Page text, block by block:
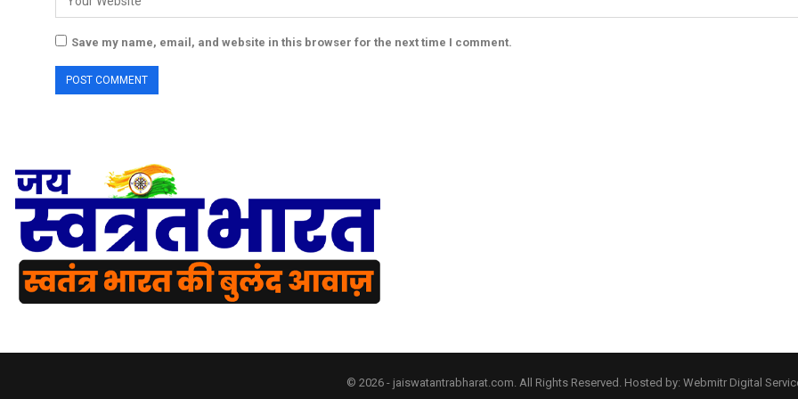
Save my name, email, and website in this browser for the next time I comment.
© 2026 - jaiswatantrabharat.com. All Rights Reserved. Hosted by: Webmitr Digital